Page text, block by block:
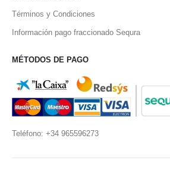
Términos y Condiciones
Información pago fraccionado Sequra
MÉTODOS DE PAGO
Teléfono: +34 965596273